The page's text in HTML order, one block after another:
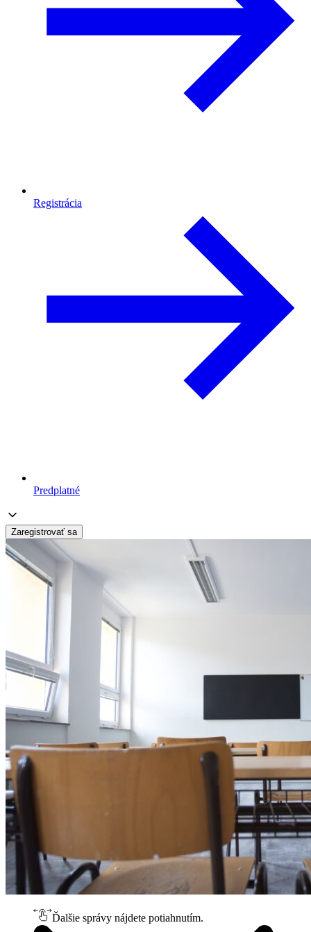
Registrácia
Predplatné
Zaregistrovať sa
Ďalšie správy nájdete potiahnutím.